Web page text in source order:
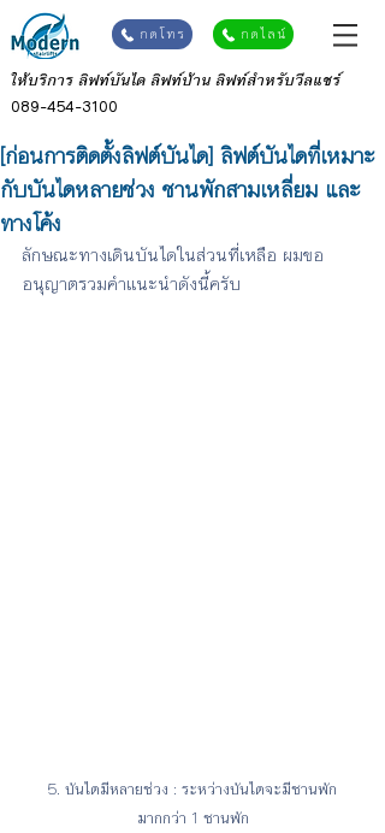
กดโทร กดไลน์
ให้บริการ ลิฟท์บันได ลิฟท์บ้าน ลิฟท์สำหรับวีลแชร์
089-454-3100
[ก่อนการติดตั้งลิฟต์บันได] ลิฟต์บันไดที่เหมาะ
กับบันไดหลายช่วง ชานพักสามเหลี่ยม และ
ทางโค้ง
ลักษณะทางเดินบันไดในส่วนที่เหลือ ผมขอ
อนุญาตรวมคำแนะนำดังนี้ครับ
5. บันไดมีหลายช่วง : ระหว่างบันไดจะมีชานพัก
มากกว่า 1 ชานพัก